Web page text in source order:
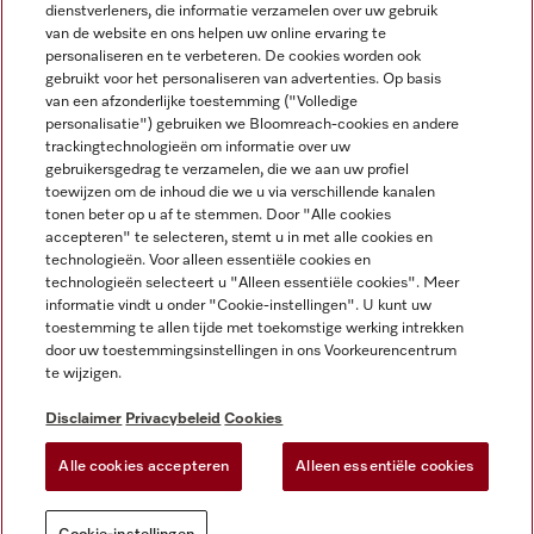
Disclaimer
Algemene voorwaarden en informatie
Privacybeleid
Gebruiksvoorwaarden
Toegankelijkheidsverklaring
Digital Services Act
Cookie-instellingen
Miele op Instagram
Miele op Facebook
Miele op Youtube
dienstverleners, die informatie verzamelen over uw gebruik
van de website en ons helpen uw online ervaring te
personaliseren en te verbeteren. De cookies worden ook
gebruikt voor het personaliseren van advertenties. Op basis
van een afzonderlijke toestemming ("Volledige
personalisatie") gebruiken we Bloomreach-cookies en andere
trackingtechnologieën om informatie over uw
gebruikersgedrag te verzamelen, die we aan uw profiel
toewijzen om de inhoud die we u via verschillende kanalen
tonen beter op u af te stemmen. Door "Alle cookies
accepteren" te selecteren, stemt u in met alle cookies en
technologieën. Voor alleen essentiële cookies en
technologieën selecteert u "Alleen essentiële cookies". Meer
informatie vindt u onder "Cookie-instellingen". U kunt uw
toestemming te allen tijde met toekomstige werking intrekken
door uw toestemmingsinstellingen in ons Voorkeurencentrum
te wijzigen.
Disclaimer Privacybeleid Cookies
Alle cookies accepteren Alleen essentiële cookies